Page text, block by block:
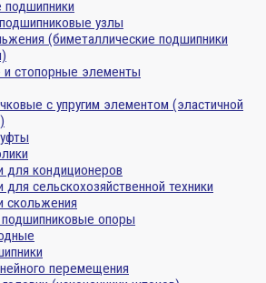
подшипники
узлы
(биметаллические подшипники
стопорные элементы
с упругим элементом (эластичной
для кондиционеров
сельскохозяйственной техники
скольжения
опоры
перемещения